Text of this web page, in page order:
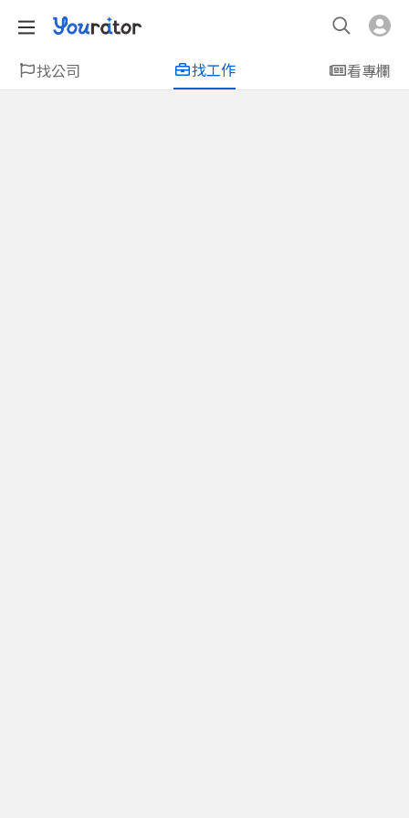
找公司 找工作 看專欄